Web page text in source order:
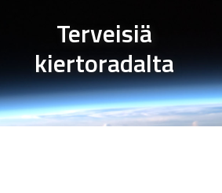
Terveisiä
kiertoradalta